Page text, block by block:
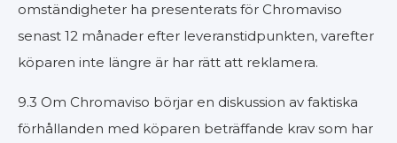
omständigheter ha presenterats för Chromaviso
senast 12 månader efter leveranstidpunkten, varefter
köparen inte längre är har rätt att reklamera.
9.3 Om Chromaviso börjar en diskussion av faktiska
förhållanden med köparen beträffande krav som har